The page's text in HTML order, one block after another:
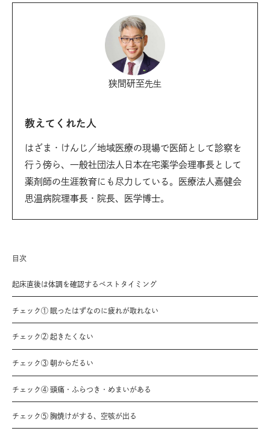
狭間研至先生
教えてくれた人
はざま・けんじ／地域医療の現場で医師として診察を
行う傍ら、一般社団法人日本在宅薬学会理事長として
薬剤師の生涯教育にも尽力している。医療法人嘉健会
思温病院理事長・院長、医学博士。
目次
起床直後は体調を確認するベストタイミング
チェック① 眠ったはずなのに疲れが取れない
チェック② 起きたくない
チェック③ 朝からだるい
チェック④ 頭痛・ふらつき・めまいがある
チェック⑤ 胸焼けがする、空咳が出る